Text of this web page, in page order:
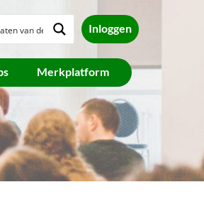
Inloggen
Merkplatform